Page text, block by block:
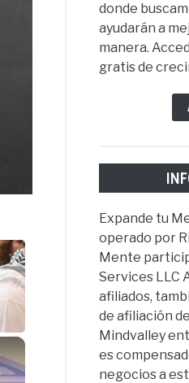
×
donde
ayudarán a
manera.
gratis de
Expande tu
operado por
Mente
Services LLC
afiliados,
de afiliación
Mindvalley
es
negocios a